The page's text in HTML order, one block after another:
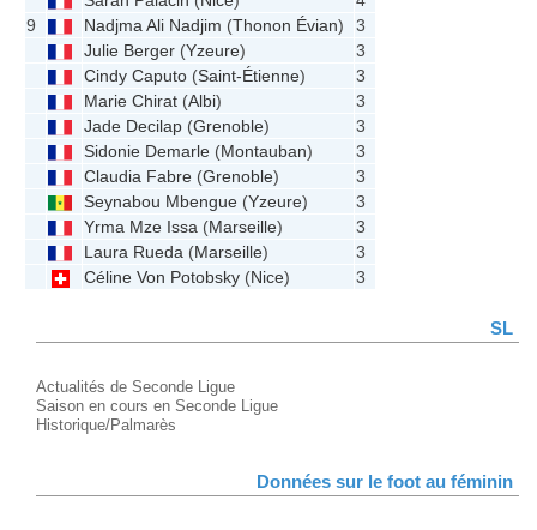
9
Nadjma Ali Nadjim (Thonon Évian)
3
Julie Berger (Yzeure)
3
Cindy Caputo (Saint-Étienne)
3
Marie Chirat (Albi)
3
Jade Decilap (Grenoble)
3
Sidonie Demarle (Montauban)
3
Claudia Fabre (Grenoble)
3
Seynabou Mbengue (Yzeure)
3
Yrma Mze Issa (Marseille)
3
Laura Rueda (Marseille)
3
Céline Von Potobsky (Nice) 3
SL
Actualités de Seconde Ligue
Saison en cours en Seconde Ligue
Historique/Palmarès
Données sur le foot au féminin